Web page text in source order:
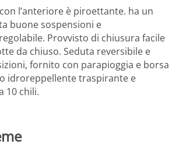
l’anteriore è piroettante. ha un
buone sospensioni e
Provvisto di chiusura facile
da chiuso. Seduta reversibile e
fornito con parapioggia e borsa
idroreppellente traspirante e
10 chili.